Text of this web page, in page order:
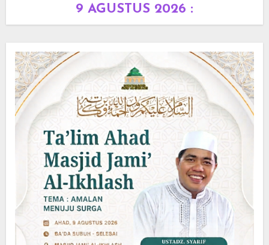
9 AGUSTUS 2026 :